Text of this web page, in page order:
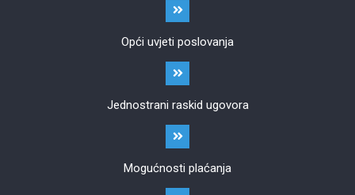
Opći uvjeti poslovanja
Jednostrani raskid ugovora
Mogućnosti plaćanja